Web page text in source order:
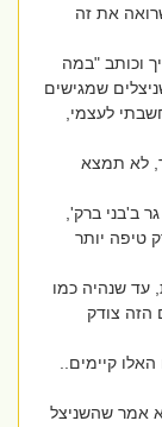
את זה
"במה
שמגישים
תמצא
ברק',
יותר
שנהיה כמו
צודק
קיימים..
שהשניצל